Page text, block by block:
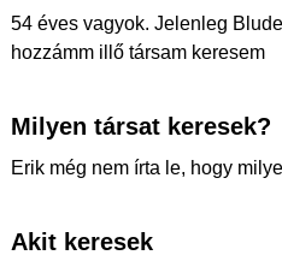
54 éves vagyok. Jelenleg
hozzámm illő társam keresem
Milyen társat keresek?
Erik még nem írta le, hogy
Akit keresek